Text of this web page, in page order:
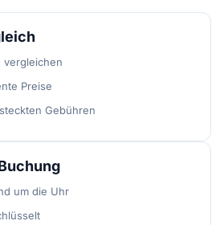
vergleichen
Preise
Gebühren
um die Uhr